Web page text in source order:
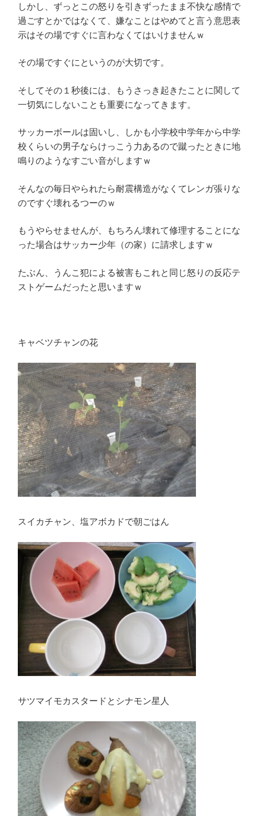
しかし、ずっとこの怒りを引きずったまま不快な感情で
過ごすとかではなくて、嫌なことはやめてと言う意思表
示はその場ですぐに言わなくてはいけませんｗ
その場ですぐにというのが大切です。
そしてその１秒後には、もうさっき起きたことに関して
一切気にしないことも重要になってきます。
サッカーボールは固いし、しかも小学校中学年から中学
校くらいの男子ならけっこう力あるので蹴ったときに地
鳴りのようなすごい音がしますｗ
そんなの毎日やられたら耐震構造がなくてレンガ張りな
のですぐ壊れるつーのｗ
もうやらせませんが、もちろん壊れて修理することにな
った場合はサッカー少年（の家）に請求しますｗ
たぶん、うんこ犯による被害もこれと同じ怒りの反応テ
ストゲームだったと思いますｗ
キャベツチャンの花
スイカチャン、塩アボカドで朝ごはん
サツマイモカスタードとシナモン星人